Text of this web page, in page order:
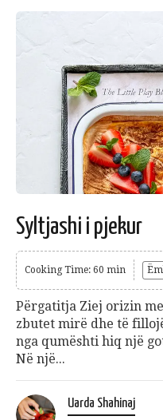
Syltjashi i pjekur
Cooking Time: 60 min
Përgatitja Ziej orizin
zbutet mirë dhe të
nga qumështi hiq një
Në një...
Uarda Shahinaj